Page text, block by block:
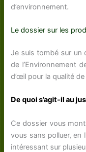
d’environnement.
Le dossier sur les
Je suis tombé sur un
de l’Environnement
d’œil pour la qualité
De quoi s’agit-il au
Ce dossier vous
vous sans polluer, en
intéressant sur